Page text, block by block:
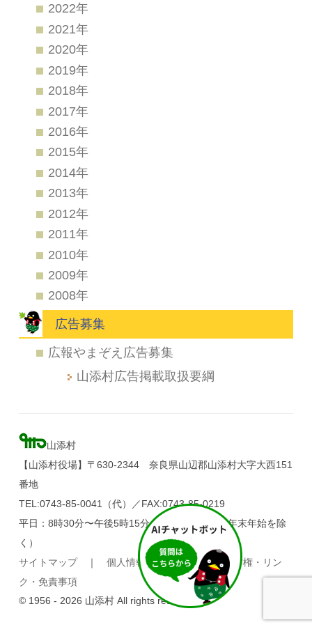
2022年
2021年
2020年
2019年
2018年
2017年
2016年
2015年
2014年
2013年
2012年
2011年
2010年
2009年
2008年
広告募集
広報やまぞえ広告募集
山添村広告掲載取扱要綱
山添村
【山添村役場】〒630-2344 奈良県山辺郡山添村大字大西151
番地
TEL:0743-85-0041（代）／FAX:0743-85-0219
平日：8時30分〜午後5時15分（土・日・祝日、年末年始を除
く）
サイトマップ｜個人情報の取り扱い ｜ 著作権・リン
ク・免責事項
© 1956 - 2026 山添村 All rights reserved.